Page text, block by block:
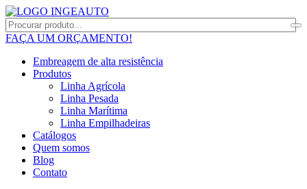
FAÇA UM ORÇAMENTO!
Embreagem de alta resistência
Produtos
Linha Agrícola
Linha Pesada
Linha Marítima
Linha Empilhadeiras
Catálogos
Quem somos
Blog
Contato